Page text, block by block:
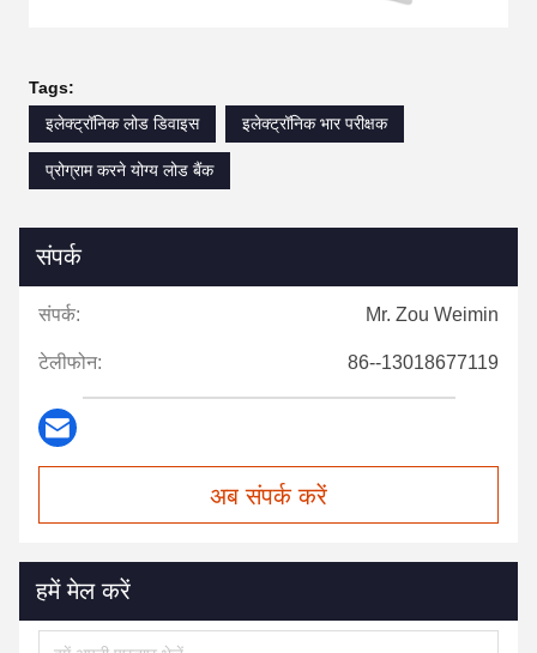
Tags:
इलेक्ट्रॉनिक लोड डिवाइस
इलेक्ट्रॉनिक भार परीक्षक
प्रोग्राम करने योग्य लोड बैंक
संपर्क
संपर्क: Mr. Zou Weimin
टेलीफोन: 86--13018677119
अब संपर्क करें
हमें मेल करें